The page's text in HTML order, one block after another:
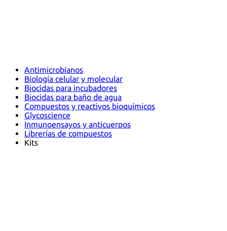
Antimicrobianos
Biología celular y molecular
Biocidas para incubadores
Biocidas para baño de agua
Compuestos y reactivos bioquímicos
Glycoscience
Inmunoensayos y anticuerpos
Librerías de compuestos
Kits